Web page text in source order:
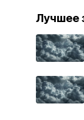
Лучшее